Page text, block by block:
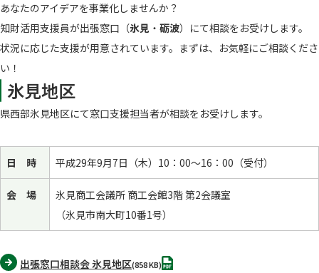
あなたのアイデアを事業化しませんか？
知財活用支援員が出張窓口（氷見 ・ 砺波）にて相談をお受けします。
状況に応じた支援が用意されています。まずは、お気軽にご相談くださ
い！
氷見地区
県西部氷見地区にて窓口支援担当者が相談をお受けします。
日 時 平成29年9月7日（木）10：00～16：00（受付）
会 場
氷見商工会議所 商工会館3階 第2会議室
（氷見市南大町10番1号）
出張窓口相談会 氷見地区(858 KB)PDF